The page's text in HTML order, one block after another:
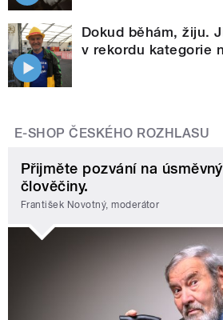
Dokud běhám, žiju.
v rekordu kategorie
E-SHOP ČESKÉHO ROZHLASU
Přijměte pozvání na
člověčiny.
František Novotný, moderátor